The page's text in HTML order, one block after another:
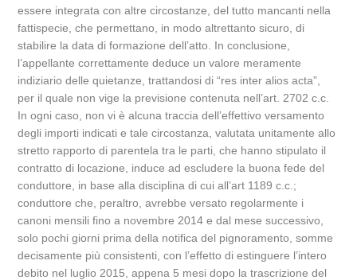
essere integrata con altre circostanze, del tutto mancanti nella
fattispecie, che permettano, in modo altrettanto sicuro, di
stabilire la data di formazione dell’atto. In conclusione,
l’appellante correttamente deduce un valore meramente
indiziario delle quietanze, trattandosi di “res inter alios acta”,
per il quale non vige la previsione contenuta nell’art. 2702 c.c.
In ogni caso, non vi è alcuna traccia dell’effettivo versamento
degli importi indicati e tale circostanza, valutata unitamente allo
stretto rapporto di parentela tra le parti, che hanno stipulato il
contratto di locazione, induce ad escludere la buona fede del
conduttore, in base alla disciplina di cui all’art 1189 c.c.;
conduttore che, peraltro, avrebbe versato regolarmente i
canoni mensili fino a novembre 2014 e dal mese successivo,
solo pochi giorni prima della notifica del pignoramento, somme
decisamente più consistenti, con l’effetto di estinguere l’intero
debito nel luglio 2015, appena 5 mesi dopo la trascrizione del